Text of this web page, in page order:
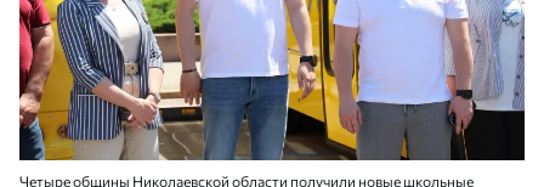
Четыре общины Николаевской области получили новые школьные